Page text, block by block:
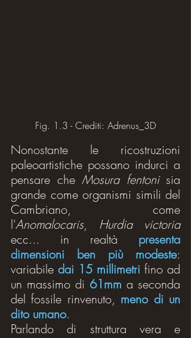
Fig. 1.3 - Crediti: Adrenus_3D
Nonostante le ricostruzioni
paleoartistiche possano indurci a
pensare che Mosura fentoni sia
grande come organismi simili del
Cambriano, come
l'Anomalocaris, Hurdia victoria
ecc... in realtà presenta
dimensioni ben più modeste:
variabile dai 15 millimetri fino ad
un massimo di 61mm a seconda
del fossile rinvenuto, meno di un
dito umano.
Parlando di struttura vera e